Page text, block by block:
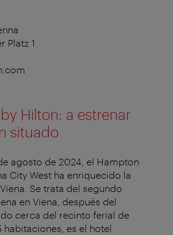
Platz 1
Hilton: a estrenar
situado
agosto de 2024, el Hampton
City West ha enriquecido la
Se trata del segundo
en Viena, después del
cerca del recinto ferial de
habitaciones, es el hotel